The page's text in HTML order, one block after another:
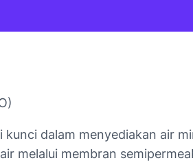
dalam menyediakan air
melalui membran